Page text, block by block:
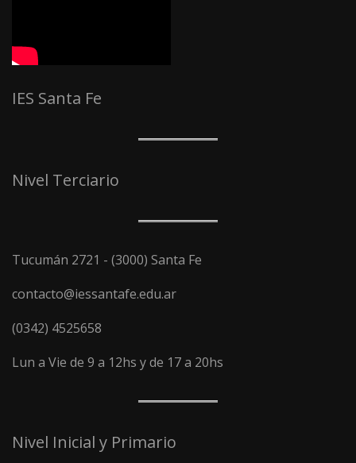
IES Santa Fe
Nivel Terciario
Tucumán 2721 - (3000) Santa Fe
contacto@iessantafe.edu.ar
(0342) 4525658
Lun a Vie de 9 a 12hs y de 17 a 20hs
Nivel Inicial y Primario